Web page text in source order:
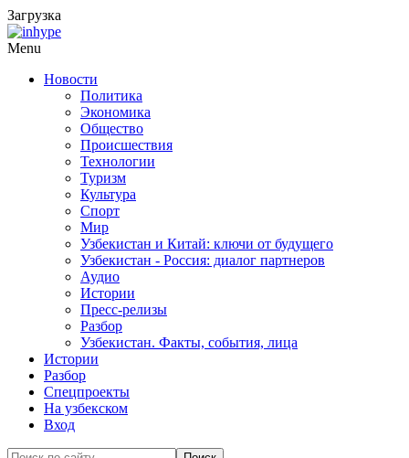
Загрузка
Menu
Новости
Политика
Экономика
Общество
Происшествия
Технологии
Туризм
Культура
Спорт
Мир
Узбекистан и Китай: ключи от будущего
Узбекистан - Россия: диалог партнеров
Аудио
Истории
Пресс-релизы
Разбор
Узбекистан. Факты, события, лица
Истории
Разбор
Спецпроекты
На узбекском
Вход